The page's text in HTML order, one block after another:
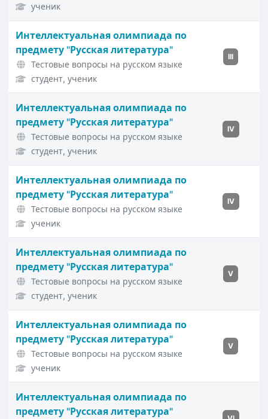
ученик
Интеллектуальная олимпиада по
предмету "Русская литература"
Тестовые вопросы на русском языке
студент, ученик
III
Интеллектуальная олимпиада по
предмету "Русская литература"
Тестовые вопросы на русском языке
студент, ученик
IV
Интеллектуальная олимпиада по
предмету "Русская литература"
Тестовые вопросы на русском языке
ученик
IV
Интеллектуальная олимпиада по
предмету "Русская литература"
Тестовые вопросы на русском языке
студент, ученик
V
Интеллектуальная олимпиада по
предмету "Русская литература"
Тестовые вопросы на русском языке
ученик
V
Интеллектуальная олимпиада по
предмету "Русская литература"